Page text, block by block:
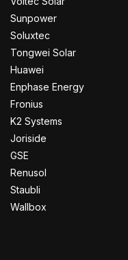
Sunpower
Soluxtec
Tongwei Solar
Huawei
Enphase Energy
Fronius
K2 Systems
Joriside
GSE
Renusol
Staubli
Wallbox